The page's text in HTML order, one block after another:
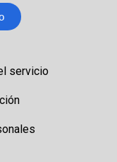
servicio